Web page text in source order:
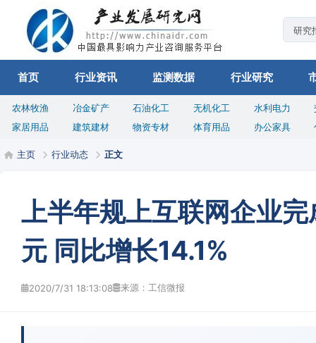
首页 行业资讯 监测数据 行业研究
农林牧渔 冶金矿产 石油化工 无机化工 水利电力
家居用品
建筑建材 物资专材 体育用品 办公家具
主页 行业动态 正文
上半年规上互联网企业
元 同比增长14.1%
2020/7/31 18:13:08 来源：工信微报